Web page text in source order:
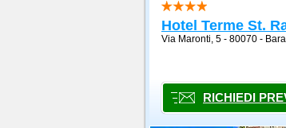
Hotel Terme St.
Via Maronti, 5 - 80070 -
RICHIEDI